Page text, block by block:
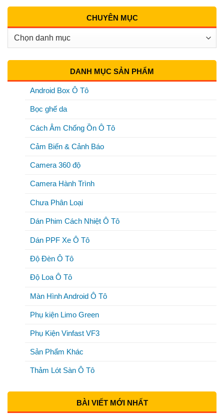
CHUYÊN MỤC
Chuyên
DANH MỤC SẢN PHẨM
Android Box Ô Tô
Bọc ghế da
Cách Âm Chống Ồn Ô Tô
Cảm Biến & Cảnh Báo
Camera 360 độ
Camera Hành Trình
Chưa Phân Loại
Dán Phim Cách Nhiệt Ô Tô
Dán PPF Xe Ô Tô
Độ Đèn Ô Tô
Độ Loa Ô Tô
Màn Hình Android Ô Tô
Phụ kiện Limo Green
Phụ Kiện Vinfast VF3
Sản Phẩm Khác
Thảm Lót Sàn Ô Tô
BÀI VIẾT MỚI NHẤT